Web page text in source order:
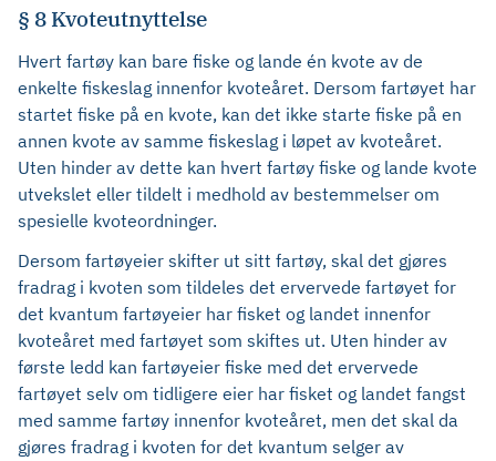
§ 8 Kvoteutnyttelse
Hvert fartøy kan bare fiske og lande én kvote av de
enkelte fiskeslag innenfor kvoteåret. Dersom fartøyet har
startet fiske på en kvote, kan det ikke starte fiske på en
annen kvote av samme fiskeslag i løpet av kvoteåret.
Uten hinder av dette kan hvert fartøy fiske og lande kvote
utvekslet eller tildelt i medhold av bestemmelser om
spesielle kvoteordninger.
Dersom fartøyeier skifter ut sitt fartøy, skal det gjøres
fradrag i kvoten som tildeles det ervervede fartøyet for
det kvantum fartøyeier har fisket og landet innenfor
kvoteåret med fartøyet som skiftes ut. Uten hinder av
første ledd kan fartøyeier fiske med det ervervede
fartøyet selv om tidligere eier har fisket og landet fangst
med samme fartøy innenfor kvoteåret, men det skal da
gjøres fradrag i kvoten for det kvantum selger av